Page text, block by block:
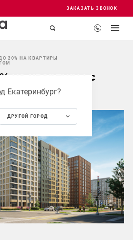
ЗАКАЗАТЬ ЗВОНОК
Екатеринбург?
ДРУГОЙ ГОРОД
20% НА КВАРТИРЫ
на квартиры с